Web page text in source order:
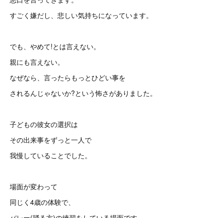
すごく嫌だし、悲しい気持ちになっています。
でも、やめて!とは言えない。
親にも言えない。
なぜなら、言ったらもっとひどい事を
されるんじゃないか?という怖さがありました。
子どもの彼女の選択は
その出来事をずっと一人で
我慢していることでした。
場面が変わって
同じく4歳の体験で、